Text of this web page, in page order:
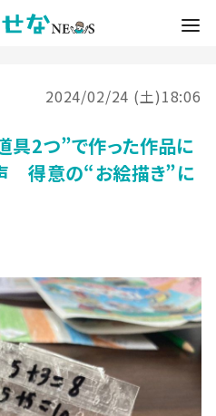
2024/02/24 (土)18:06
具2つ”で作った作品に
声 得意の“お絵描き”に